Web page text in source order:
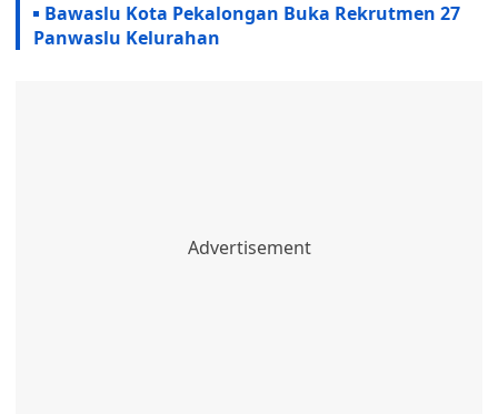
Bawaslu Kota Pekalongan Buka Rekrutmen 27
Panwaslu Kelurahan